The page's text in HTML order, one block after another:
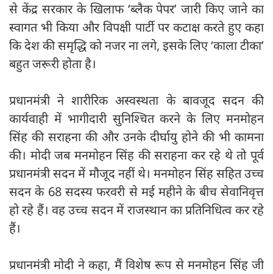
से केंद्र सरकार के खिलाफ ‘ब्लैक पेपर’ जारी किए जाने का
स्वागत भी किया और विपक्षी पार्टी पर कटाक्ष करते हुए कहा
कि देश की समृद्धि को नजर ना लगे, इसके लिए ‘काला टीका’
बहुत जरूरी होता है।
प्रधानमंत्री ने शारीरिक अस्वस्थता के बावजूद सदन की
कार्यवाही में भागीदारी सुनिश्चित करने के लिए मनमोहन
सिंह की सराहना की और उनके दीर्घायु होने की भी कामना
की। मोदी जब मनमोहन सिंह की सराहना कर रहे थे तो पूर्व
प्रधानमंत्री सदन में मौजूद नहीं थे। मनमोहन सिंह सहित उच्च
सदन के 68 सदस्य फरवरी से मई महीने के बीच सेवानिवृत्त
हो रहे हैं। वह उच्च सदन में राजस्थान का प्रतिनिधित्व कर रहे
हैं।
प्रधानमंत्री मोदी ने कहा, मैं विशेष रूप से मनमोहन सिंह जी